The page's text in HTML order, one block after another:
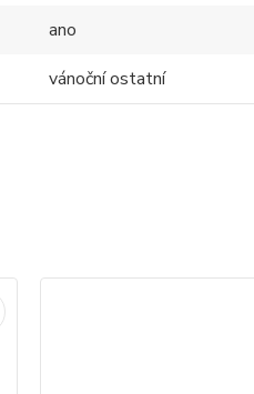
ano
vánoční ostatní